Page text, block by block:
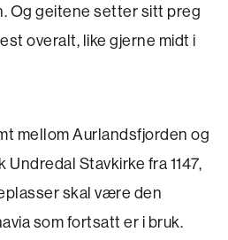
Og geitene setter sitt preg
overalt, like gjerne midt i
mellom Aurlandsfjorden og
Stavkirke fra 1147,
skal være den
som fortsatt er i bruk.